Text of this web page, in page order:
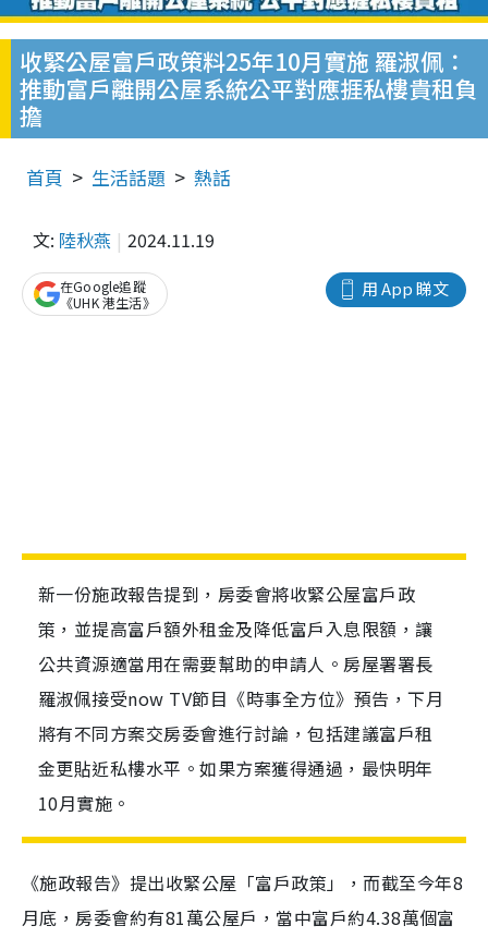
收緊公屋富戶政策料25年10月實施 羅淑佩：
推動富戶離開公屋系統公平對應捱私樓貴租負
擔
首頁 生活話題 熱話
文: 陸秋燕 2024.11.19
用 App 睇文
在Google追蹤
《UHK 港生活》
新一份施政報告提到，房委會將收緊公屋富戶政
策，並提高富戶額外租金及降低富戶入息限額，讓
公共資源適當用在需要幫助的申請人。房屋署署長
羅淑佩接受now TV節目《時事全方位》預告，下月
將有不同方案交房委會進行討論，包括建議富戶租
金更貼近私樓水平。如果方案獲得通過，最快明年
10月實施。
《施政報告》提出收緊公屋「富戶政策」，而截至今年8
月底，房委會約有81萬公屋戶，當中富戶約4.38萬個富